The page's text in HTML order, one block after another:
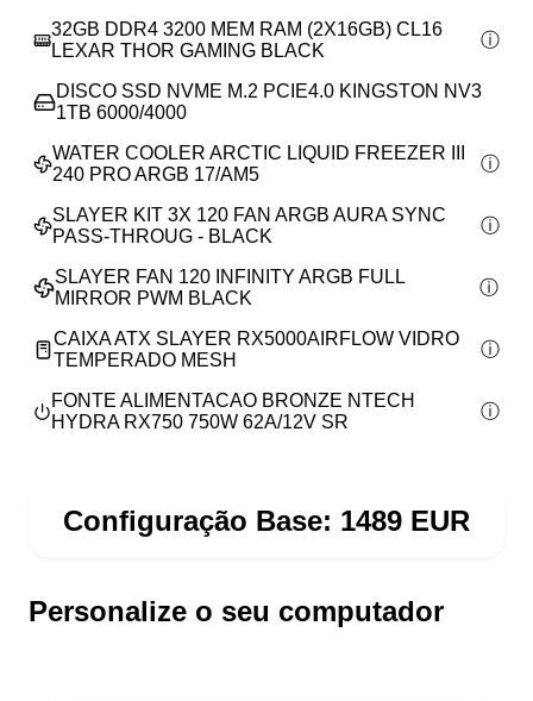
32GB DDR4 3200 MEM RAM (2X16GB) CL16
LEXAR THOR GAMING BLACK
DISCO SSD NVME M.2 PCIE4.0 KINGSTON NV3
1TB 6000/4000
WATER COOLER ARCTIC LIQUID FREEZER III
240 PRO ARGB 17/AM5
SLAYER KIT 3X 120 FAN ARGB AURA SYNC
PASS-THROUG - BLACK
SLAYER FAN 120 INFINITY ARGB FULL
MIRROR PWM BLACK
CAIXA ATX SLAYER RX5000AIRFLOW VIDRO
TEMPERADO MESH
FONTE ALIMENTACAO BRONZE NTECH
HYDRA RX750 750W 62A/12V SR
Configuração Base: 1489 EUR
Personalize o seu computador